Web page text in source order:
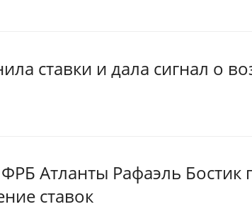
ставки и дала сигнал о
Атланты Рафаэль Бостик
ставок